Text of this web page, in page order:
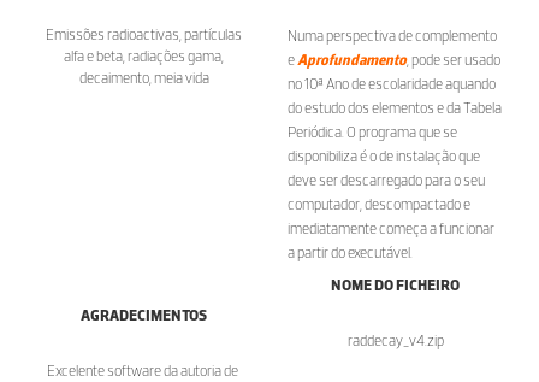
Emissões radioactivas, partículas
alfa e beta, radiações gama,
decaimento, meia vida
Numa perspectiva de complemento
eAprofundamento, pode ser usado
no 10ª Ano de escolaridade aquando
do estudo dos elementos e da Tabela
Periódica. O programa que se
disponibiliza é o de instalação que
deve ser descarregado para o seu
computador, descompactado e
imediatamente começa a funcionar
a partir do executável.
AGRADECIMENTOS
Excelente software da autoria de
NOME DO FICHEIRO
raddecay_v4.zip